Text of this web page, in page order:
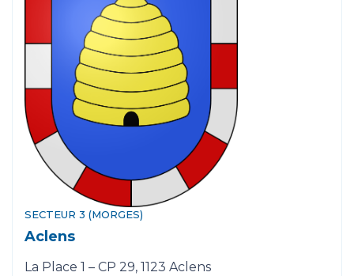
SECTEUR 3 (MORGES)
Aclens
La Place 1 – CP 29, 1123 Aclens